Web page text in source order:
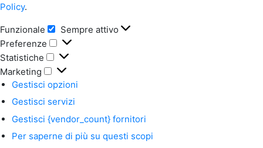
Policy.
Funzionale Funzionale
Sempre attivo
Preferenze
Preferenze
Statistiche
Statistiche
Marketing
Marketing
Gestisci opzioni
Gestisci servizi
Gestisci {vendor_count} fornitori
Per saperne di più su questi scopi